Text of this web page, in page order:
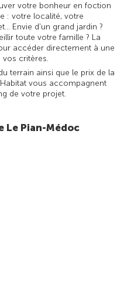
votre bonheur en foction
: votre localité, votre
Envie d'un grand jardin ?
toute votre famille ? La
accéder directement à une
critères.
terrain ainsi que le prix de la
vous accompagnent
de votre projet.
Le Pian-Médoc